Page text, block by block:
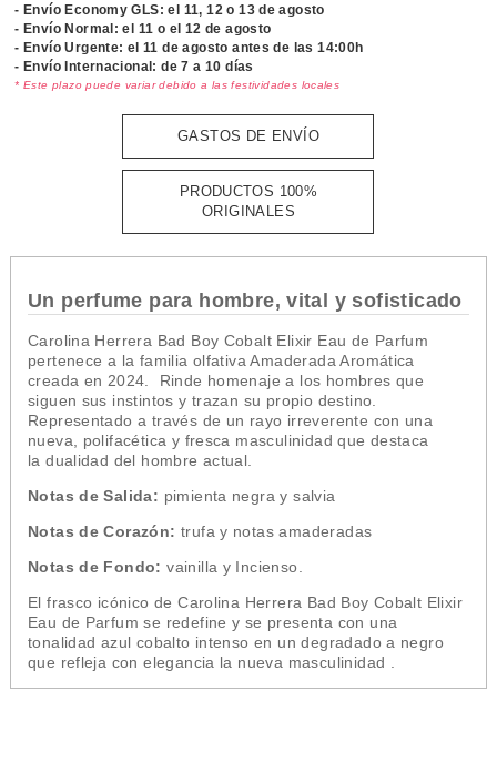
- Envío Economy GLS: el 11, 12 o 13 de agosto
- Envío Normal: el 11 o el 12 de agosto
- Envío Urgente: el11 de agosto antes de las 14:00h
- Envío Internacional: de 7 a 10 días
* Este plazo puede variar debido a las festividades locales
GASTOS DE ENVÍO
PRODUCTOS 100%
ORIGINALES
Un perfume para hombre, vital y sofisticado
Carolina Herrera Bad Boy Cobalt Elixir Eau de Parfum
pertenece a la familia olfativa Amaderada Aromática
creada en 2024. Rinde homenaje a los hombres que
siguen sus instintos y trazan su propio destino.
Representado a través de un rayo irreverente con una
nueva, polifacética y fresca masculinidad que destaca
la dualidad del hombre actual.
Notas de Salida: pimienta negra y salvia
Notas de Corazón: trufa y notas amaderadas
Notas de Fondo: vainilla y Incienso.
Elfrasco icónico de Carolina Herrera Bad Boy Cobalt Elixir
Eau de Parfum se redefine y se presenta con una
tonalidad azul cobalto intenso en un degradado a negro
que refleja con elegancia la nueva masculinidad .